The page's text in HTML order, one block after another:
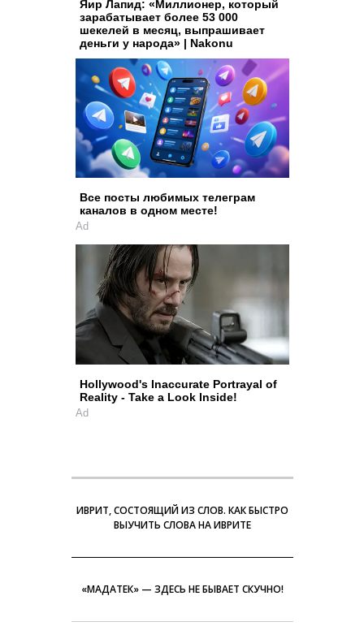
Яир Лапид: «Миллионер, который
зарабатывает более 53 000
шекелей в месяц, выпрашивает
деньги у народа» | Nakonu
Все посты любимых телеграм
каналов в одном месте!
Ad
Hollywood's Inaccurate Portrayal of
Reality - Take a Look Inside!
Ad
ИВРИТ, СОСТОЯЩИЙ ИЗ СЛОВ. КАК БЫСТРО
ВЫУЧИТЬ СЛОВА НА ИВРИТЕ
«МАДАТЕК» — ЗДЕСЬ НЕ БЫВАЕТ СКУЧНО!